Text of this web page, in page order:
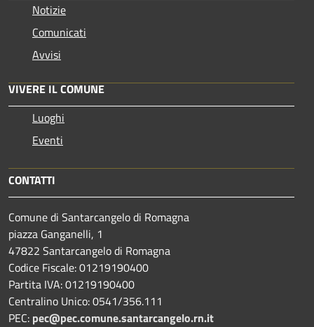
Notizie
Comunicati
Avvisi
VIVERE IL COMUNE
Luoghi
Eventi
CONTATTI
Comune di Santarcangelo di Romagna
piazza Ganganelli, 1
47822 Santarcangelo di Romagna
Codice Fiscale: 01219190400
Partita IVA: 01219190400
Centralino Unico: 0541/356.111
PEC: pec@pec.comune.santarcangelo.rn.it